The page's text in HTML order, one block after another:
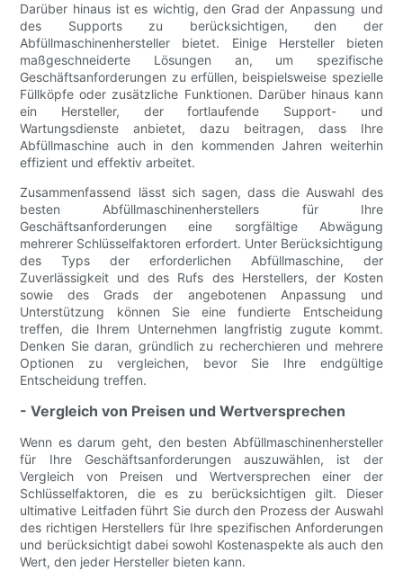
Darüber hinaus ist es wichtig, den Grad der Anpassung und
des Supports zu berücksichtigen, den der
Abfüllmaschinenhersteller bietet. Einige Hersteller bieten
maßgeschneiderte Lösungen an, um spezifische
Geschäftsanforderungen zu erfüllen, beispielsweise spezielle
Füllköpfe oder zusätzliche Funktionen. Darüber hinaus kann
ein Hersteller, der fortlaufende Support- und
Wartungsdienste anbietet, dazu beitragen, dass Ihre
Abfüllmaschine auch in den kommenden Jahren weiterhin
effizient und effektiv arbeitet.
Zusammenfassend lässt sich sagen, dass die Auswahl des
besten Abfüllmaschinenherstellers für Ihre
Geschäftsanforderungen eine sorgfältige Abwägung
mehrerer Schlüsselfaktoren erfordert. Unter Berücksichtigung
des Typs der erforderlichen Abfüllmaschine, der
Zuverlässigkeit und des Rufs des Herstellers, der Kosten
sowie des Grads der angebotenen Anpassung und
Unterstützung können Sie eine fundierte Entscheidung
treffen, die Ihrem Unternehmen langfristig zugute kommt.
Denken Sie daran, gründlich zu recherchieren und mehrere
Optionen zu vergleichen, bevor Sie Ihre endgültige
Entscheidung treffen.
- Vergleich von Preisen und Wertversprechen
Wenn es darum geht, den besten Abfüllmaschinenhersteller
für Ihre Geschäftsanforderungen auszuwählen, ist der
Vergleich von Preisen und Wertversprechen einer der
Schlüsselfaktoren, die es zu berücksichtigen gilt. Dieser
ultimative Leitfaden führt Sie durch den Prozess der Auswahl
des richtigen Herstellers für Ihre spezifischen Anforderungen
und berücksichtigt dabei sowohl Kostenaspekte als auch den
Wert, den jeder Hersteller bieten kann.